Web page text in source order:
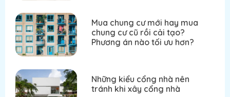
Mua chung cư mới hay mua
chung cư cũ rồi cải tạo?
Phương án nào tối ưu hơn?
Những kiểu cổng nhà nên
tránh khi xây cổng nhà